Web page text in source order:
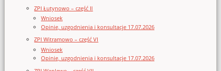
ZPI Łutynowo – część II
Wniosek
Opinie, uzgodnienia i konsultacje 17.07.2026
ZPI Witramowo – część VI
Wniosek
Opinie, uzgodnienia i konsultacje 17.07.2026